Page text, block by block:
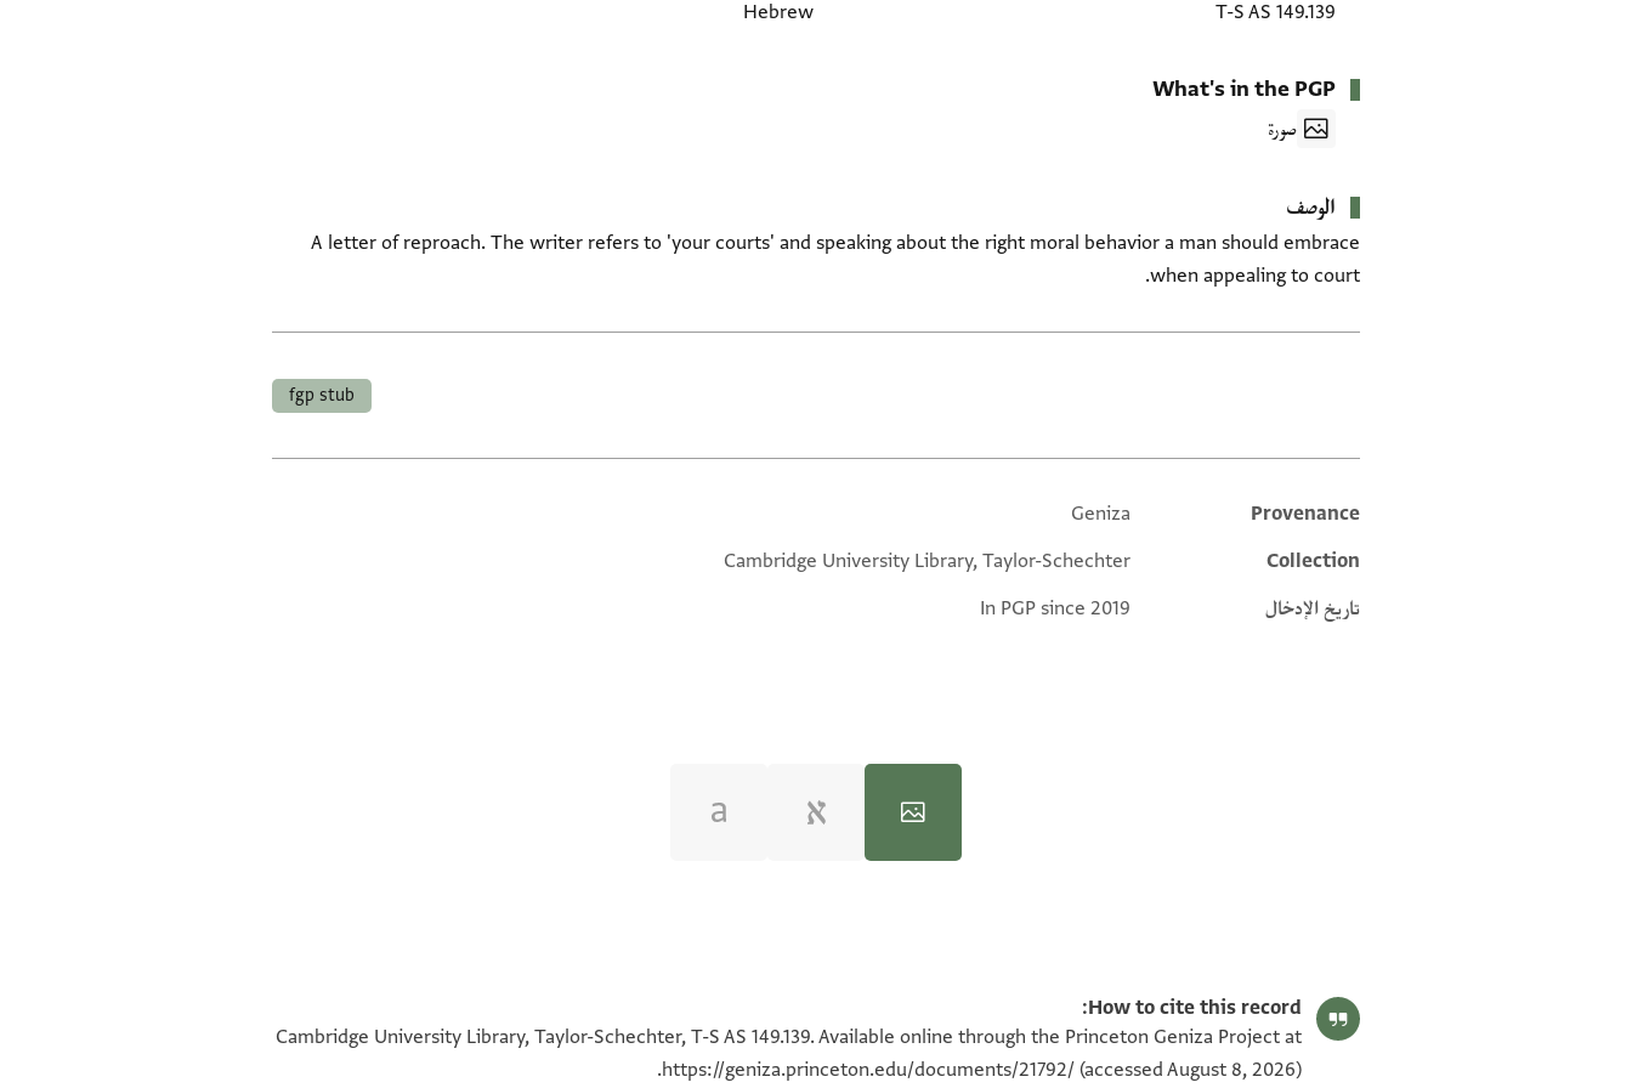
T-S AS 149.139
Hebrew
What's in the PGP
صورة
الوصف
A letter of reproach. The writer refers to 'your courts' and speaking about the right moral behavior a man should embrace
when appealing to court.
fgp stub
Additional metadata
Provenance
Geniza
Collection
Cambridge University Library, Taylor-Schechter
تاريخ الإدخال
In PGP since 2019
100%
100%
How to cite this record:
Cambridge University Library, Taylor-Schechter, T-S AS 149.139. Available online through the Princeton Geniza Project at
https://geniza.princeton.edu/documents/21792/ (accessed August 8, 2026).